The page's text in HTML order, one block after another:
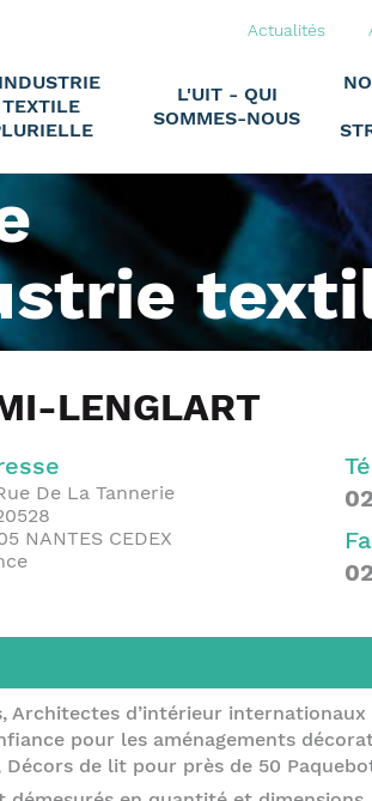
Actualités
TEXTILE
L'UIT - QUI
SOMMES-NOUS
LENGLART
De La Tannerie
NANTES CEDEX
Architectes d’intérieur
pour les aménagements
Décors de lit pour près de 50